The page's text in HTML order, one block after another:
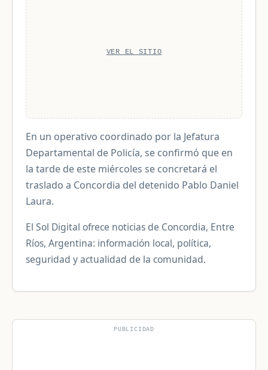
VER EL SITIO
En un operativo coordinado por la Jefatura
Departamental de Policía, se confirmó que en
la tarde de este miércoles se concretará el
traslado a Concordia del detenido Pablo Daniel
Laura.
El Sol Digital ofrece noticias de Concordia, Entre
Ríos, Argentina: información local, política,
seguridad y actualidad de la comunidad.
PUBLICIDAD